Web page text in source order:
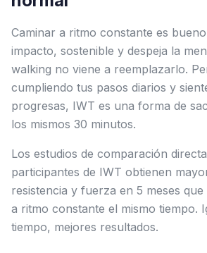
Caminar a ritmo constante es
impacto, sostenible y despeja la
walking no viene a reemplazarlo.
cumpliendo tus pasos diarios y
progresas, IWT es una forma de
los mismos 30 minutos.
Los estudios de comparación
participantes de IWT obtienen
resistencia y fuerza en 5 meses que
a ritmo constante el mismo tiempo.
tiempo, mejores resultados.